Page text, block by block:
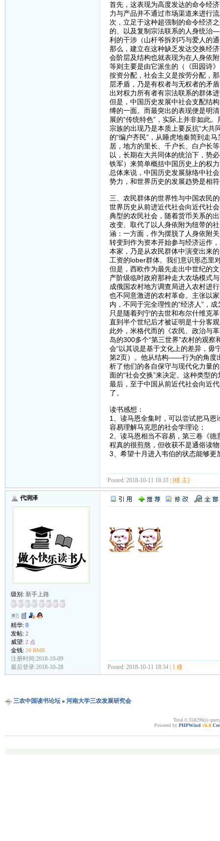
首先，这表现为高度发达的命令经
力与产品并不通过市场渠道来进行
次，立足于这种超强制的命令经济
的、以及复制宗法联系的人身统治
利的干涉（山杆爷拆刘巧与爱人的
那么，建立在这种缺乏发达交换经
会阶层及结构也就表现为在人身依
等则主要是由它派生的（《田园诗
按资分配，社会主义是按劳分配，
层矛盾，乃是有权者与无权者的矛
出对权力所有者有宗法联系的群体
但是，中国历史发展中社会支配结
缚的一面。而最突出的表现便是明
展的“传统特色”，实际上并非如此
宗族的出现乃是本质上要反抗“大共
的“编户齐民”，从睡虎地秦简到走
居，地方的里长、千户长、白户长
以，长期在大共同体的统治下，势
铁军）来简单概括中国历史上的权
总体来说，中国历史发展脉络中社
势力，和世界历史的发展趋势是相
三、农民群体的世界性与中国农民
世界历史从前进近代社会向近代社
典型的农民社会，随着货币关系的
改变、取代了以人身依附为纽带的
涵：一方面，作为摆脱了人身依附
转变到作为资本开始参与经济运作
本家，乃是从农民群体中演变出来
工资的lober群体。我们意识形态里
但是，西欧作为最先走出中世纪的
产阶级临时政府那种走大农场模式
成俄国农村地方调查局进入农村进
也不同意激进的农村革命。主张以
内，不同于完全理性的“经济人”，
只是随着列宁的去世和布尔什维克
直到半个世纪后才被证明是十分客
此外，米格代而的《农民、政治与
岛的300多个“第三世界”农村的观
会“以其说是基于文化上的差异，毋
第2页）。他从结构——行为的角度
析了他们的各自保守与现代化力量
面的“社会交换”来决定。这种类型
最后，至于中国从前近代社会向近
了。
读书感想：
1、读马恩全集时，可以尝试把马
容易理解马克思的社会学理论；
2、读马恩相当不容易，第三卷《
程真的很煎熬，但收获不是通俗读
3、希望十月进入韦伯的状态能够更
Posted: 2018-10-11 18:33 | [楼 主]
代润泽
级别: 新手上路
精华: 0
发帖: 2
威望: 2 点
金钱: 20 RMB
注册时间:2018-10-09
最后登录:2018-10-28
Posted: 2018-10-11 18:34 | 1 楼
三农中国读书论坛» 河南大学三农发展研究会
Total 0.358296(s)
Powered by PHPWind v6.0